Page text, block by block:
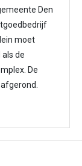
Den
moet
de
De